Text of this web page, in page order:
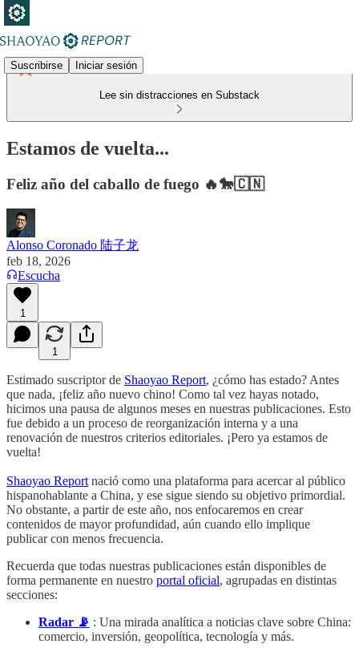
Suscribirse Iniciar sesión
Lee sin distracciones en Substack
Estamos de vuelta...
Feliz año del caballo de fuego 🔥🐎🇨🇳
Alonso Coronado 陆子龙
feb 18, 2026
Escucha
1
1
Estimado suscriptor de Shaoyao Report, ¿cómo has estado? Antes
que nada, ¡feliz año nuevo chino! Como tal vez hayas notado,
hicimos una pausa de algunos meses en nuestras publicaciones. Esto
fue debido a un proceso de reorganización interna y a una
renovación de nuestros criterios editoriales. ¡Pero ya estamos de
vuelta!
Shaoyao Report nació como una plataforma para acercar al público
hispanohablante a China, y ese sigue siendo su objetivo primordial.
No obstante, a partir de este año, nos enfocaremos en crear
contenidos de mayor profundidad, aún cuando ello implique
publicar con menos frecuencia.
Recuerda que todas nuestras publicaciones están disponibles de
forma permanente en nuestro portal oficial, agrupadas en distintas
secciones:
Radar 📡 : Una mirada analítica a noticias clave sobre China:
comercio, inversión, geopolítica, tecnología y más.